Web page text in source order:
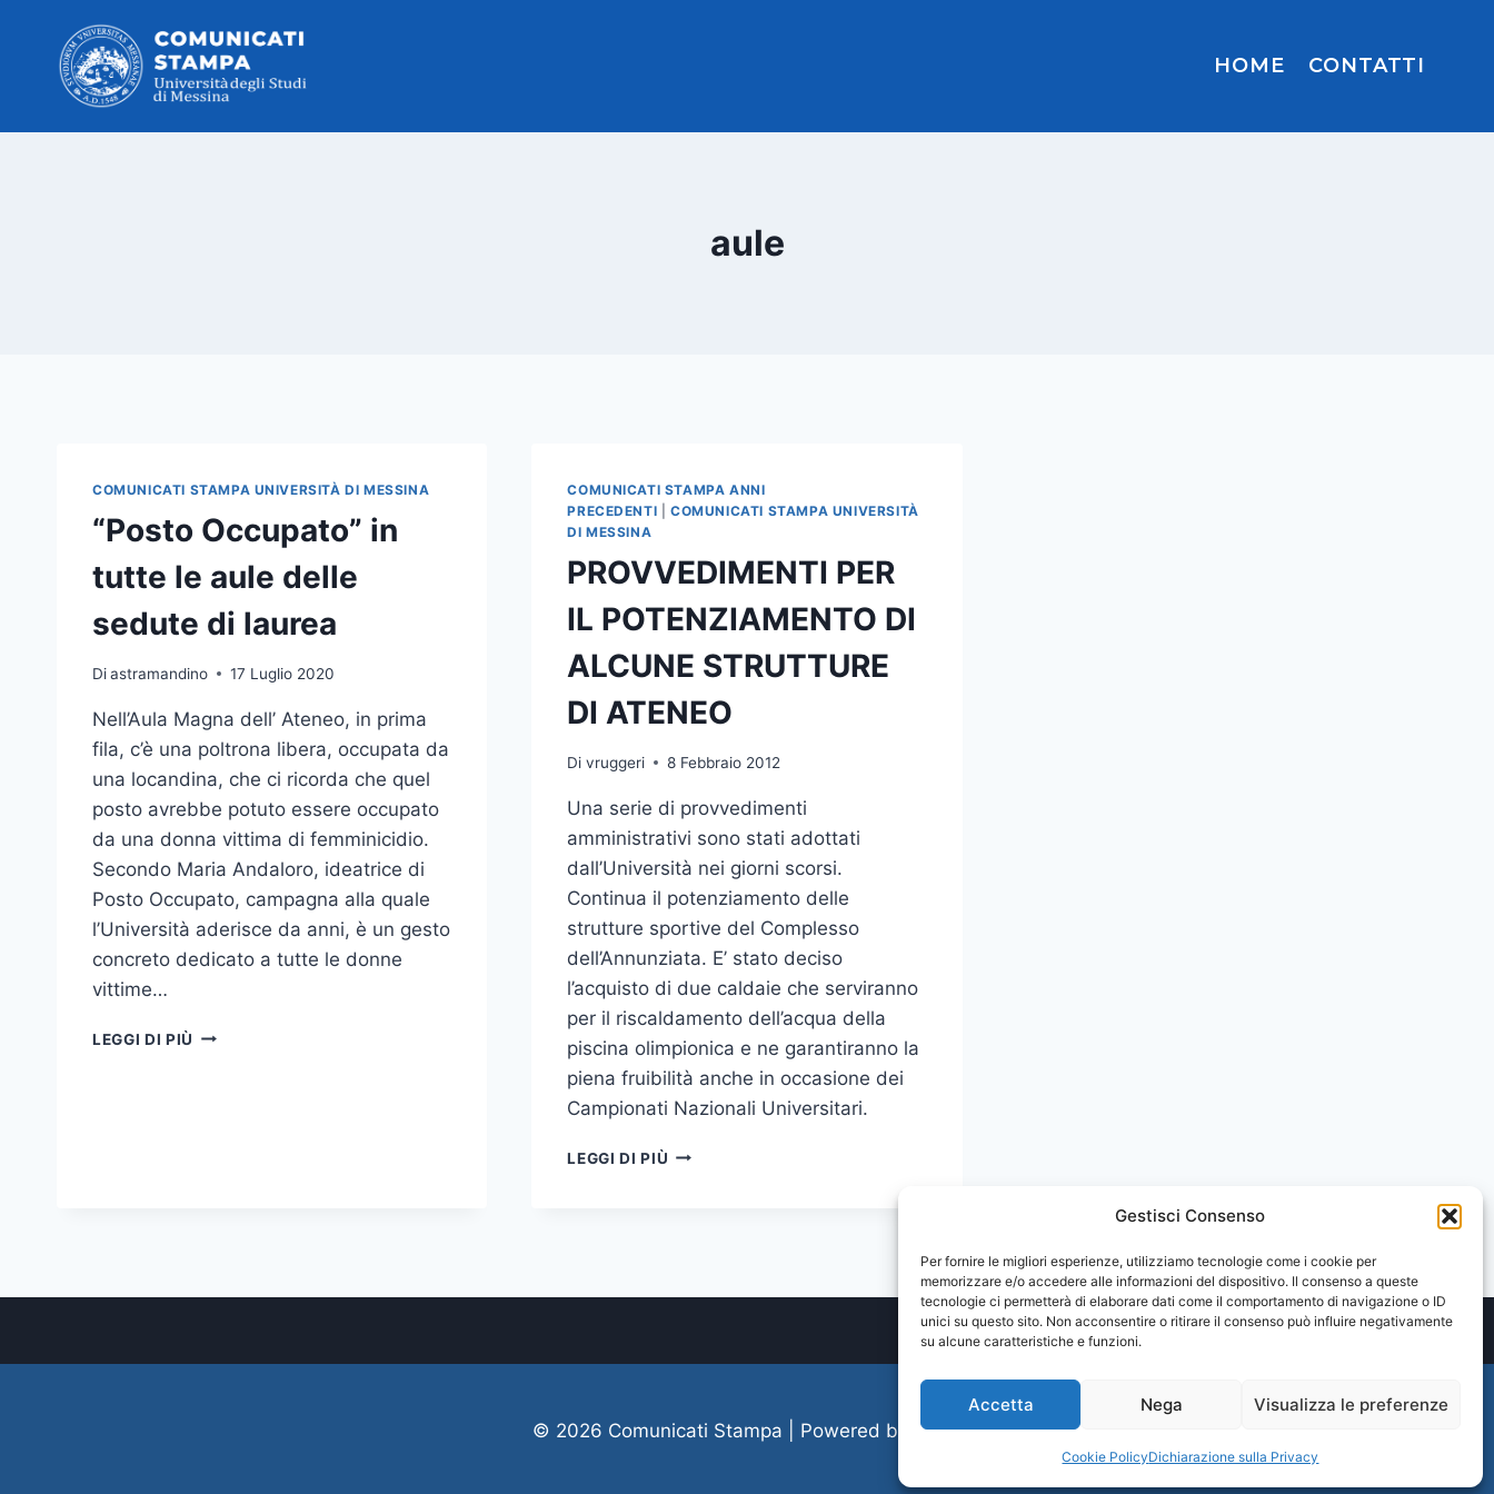
Gestisci Consenso
Per fornire le migliori esperienze, utilizziamo tecnologie come i cookie per
memorizzare e/o accedere alle informazioni del dispositivo. Il consenso a queste
tecnologie ci permetterà di elaborare dati come il comportamento di navigazione o ID
unici su questo sito. Non acconsentire o ritirare il consenso può influire negativamente
su alcune caratteristiche e funzioni.
Accetta Nega Visualizza le preferenze
Cookie PolicyDichiarazione sulla Privacy
contenuto
HOME CONTATTI
aule
COMUNICATI STAMPA UNIVERSITÀ DI MESSINA
“Posto Occupato” in
tutte le aule delle
sedute di laurea
Diastramandino 17 Luglio 2020
Nell’Aula Magna dell’ Ateneo, in prima
fila, c’è una poltrona libera, occupata da
una locandina, che ci ricorda che quel
posto avrebbe potuto essere occupato
da una donna vittima di femminicidio.
Secondo Maria Andaloro, ideatrice di
Posto Occupato, campagna alla quale
l’Università aderisce da anni, è un gesto
concreto dedicato a tutte le donne
vittime…
LEGGI DI PIÙ “POSTO
COMUNICATI STAMPA ANNI
PRECEDENTI |COMUNICATI STAMPA UNIVERSITÀ
DI MESSINA
PROVVEDIMENTI PER
IL POTENZIAMENTO DI
ALCUNE STRUTTURE
DI ATENEO
Di vruggeri 8 Febbraio 2012
Una serie di provvedimenti
amministrativi sono stati adottati
dall’Università nei giorni scorsi.
Continua il potenziamento delle
strutture sportive del Complesso
dell’Annunziata. E’ stato deciso
l’acquisto di due caldaie che serviranno
per il riscaldamento dell’acqua della
piscina olimpionica e ne garantiranno la
piena fruibilità anche in occasione dei
Campionati Nazionali Universitari.
LEGGI DI PIÙ PROVVEDIMENTI
© 2026 Comunicati Stampa | Powered by CIAM